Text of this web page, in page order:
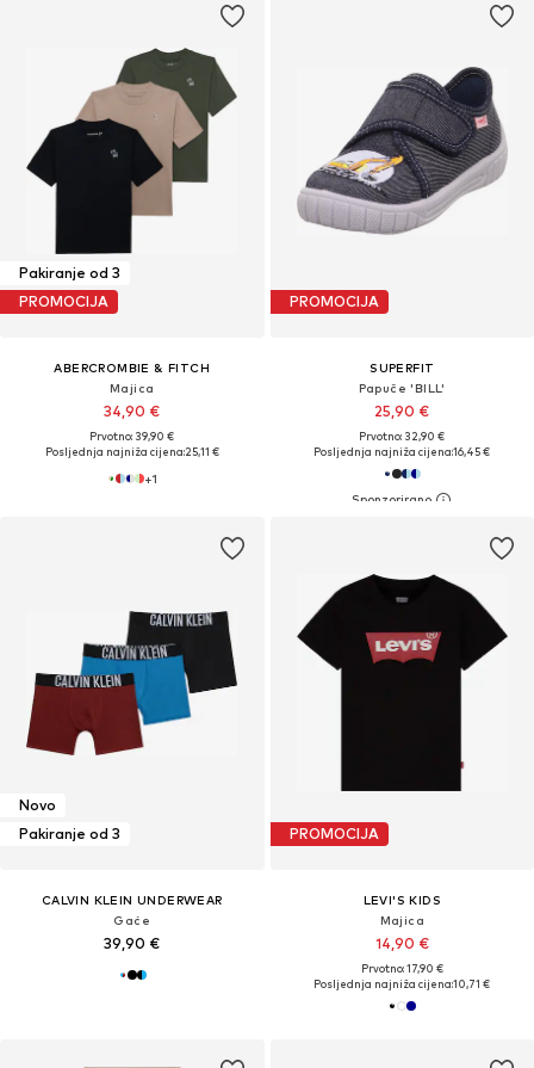
Pakiranje od 3
PROMOCIJA
ABERCROMBIE & FITCH
Majica
34,90 €
Prvotno: 39,90 €
Posljednja najniža cijena:25,11 €
+1
PROMOCIJA
SUPERFIT
Papuče 'BILL'
25,90 €
Prvotno: 32,90 €
Posljednja najniža cijena:16,45 €
Novo
Pakiranje od 3
CALVIN KLEIN UNDERWEAR
Gaće
39,90 €
PROMOCIJA
LEVI'S KIDS
Majica
14,90 €
Prvotno: 17,90 €
Posljednja najniža cijena:10,71 €